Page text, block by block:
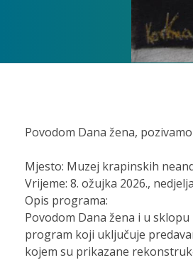
Povodom Dana žena,
Mjesto: Muzej krapinskih
Vrijeme: 8. ožujka 2026.,
Opis programa:
Povodom Dana žena i u
program koji uključuje
kojem su prikazane